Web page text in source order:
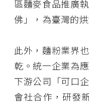
區麵麥食品推廣
佛」，為臺灣的
此外，麵粉業界
乾。統一企業為
下游公司「可口
會社合作，研發